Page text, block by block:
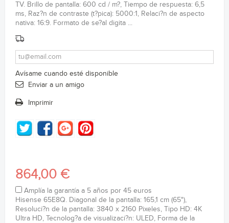
TV. Brillo de pantalla: 600 cd / m?, Tiempo de respuesta: 6,5
ms, Raz?n de contraste (t?pica): 5000:1, Relaci?n de aspecto
nativa: 16:9. Formato de se?al digita ...
Avísame cuando esté disponible
Enviar a un amigo
Imprimir
864,00 €
Amplía la garantía a 5 años por 45 euros
Hisense 65E8Q. Diagonal de la pantalla: 165,1 cm (65"),
Resoluci?n de la pantalla: 3840 x 2160 Pixeles, Tipo HD: 4K
Ultra HD, Tecnolog?a de visualizaci?n: ULED, Forma de la